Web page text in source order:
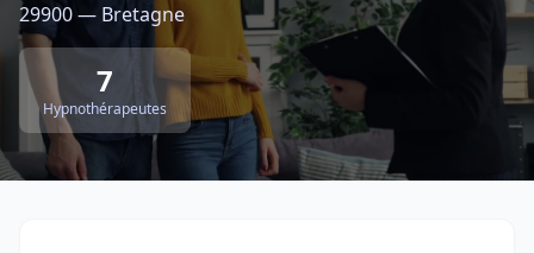
29900 — Bretagne
7
Hypnothérapeutes